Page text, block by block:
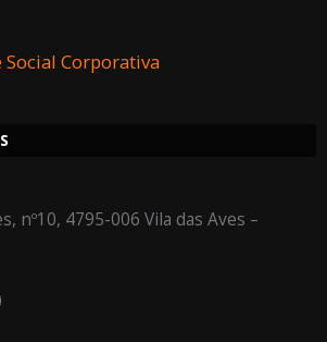
Corporativa
nº10, 4795-006 Vila das Aves –